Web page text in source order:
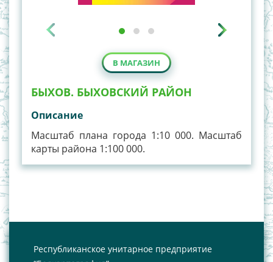
В МАГАЗИН
БЫХОВ. БЫХОВСКИЙ РАЙОН
Описание
Масштаб плана города 1:10 000. Масштаб
карты района 1:100 000.
Республиканское унитарное предприятие